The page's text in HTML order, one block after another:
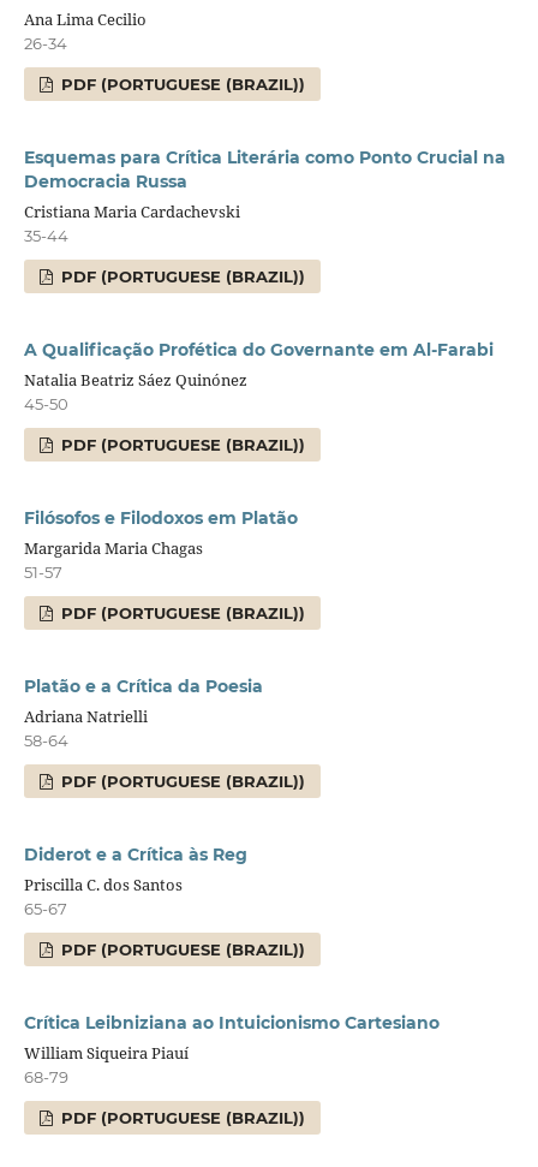
Ana Lima Cecilio
26-34
PDF (PORTUGUESE (BRAZIL))
Esquemas para Crítica Literária como Ponto Crucial na
Democracia Russa
Cristiana Maria Cardachevski
35-44
PDF (PORTUGUESE (BRAZIL))
A Qualificação Profética do Governante em Al-Farabi
Natalia Beatriz Sáez Quinónez
45-50
PDF (PORTUGUESE (BRAZIL))
Filósofos e Filodoxos em Platão
Margarida Maria Chagas
51-57
PDF (PORTUGUESE (BRAZIL))
Platão e a Crítica da Poesia
Adriana Natrielli
58-64
PDF (PORTUGUESE (BRAZIL))
Diderot e a Crítica às Reg
Priscilla C. dos Santos
65-67
PDF (PORTUGUESE (BRAZIL))
Crítica Leibniziana ao Intuicionismo Cartesiano
William Siqueira Piauí
68-79
PDF (PORTUGUESE (BRAZIL))